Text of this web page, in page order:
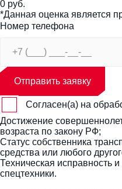
0 руб.
*Данная оценка является
Номер телефона
Отправить заявку
Согласен(а) на
Достижение
возраста по закону РФ;
Статус собственника
средства или любого
Техническая исправность
спецтехники.